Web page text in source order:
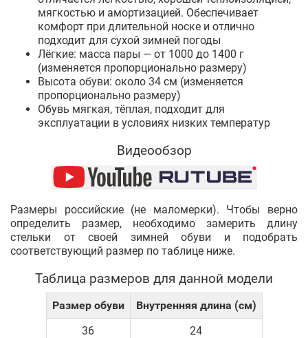
мягкостью и амортизацией. Обеспечивает
комфорт при длительной носке и отлично
подходит для сухой зимней погоды
Лёгкие: масса пары — от 1000 до 1400 г
(изменяется пропорционально размеру)
Высота обуви: около 34 см (изменяется
пропорционально размеру)
Обувь мягкая, тёплая, подходит для
эксплуатации в условиях низких температур
Видеообзор
Размеры российские (не маломерки). Чтобы верно
определить размер, необходимо замерить длину
стельки от своей зимней обуви и подобрать
соответствующий размер по таблице ниже.
Таблица размеров для данной модели
Размер обуви
Внутренняя длина (см)
36
24